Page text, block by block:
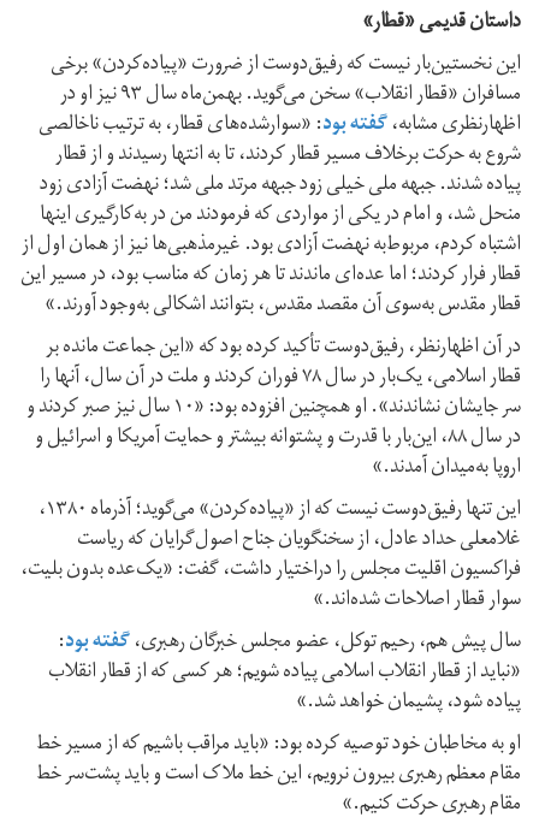
داستان قدیمی «قطار»
این نخستین‌بار نیست که رفیق‌دوست از ضرورت «پیاده‌کردن» برخی
مسافران «قطار انقلاب» سخن می‌گوید. بهمن‌ماه سال ۹۳ نیز او در
اظهارنظری مشابه،گفته بود: «سوارشده‌های قطار، به ترتیب ناخالصی
شروع به حرکت برخلاف مسیر قطار کردند، تا به انتها رسیدند و از قطار
پیاده شدند. جبهه ملی خیلی زود جبهه مرتد ملی شد؛ نهضت آزادی زود
منحل شد، و امام در یکی از مواردی که فرمودند من در به‌کارگیری اینها
اشتباه کردم، مربوط‌به نهضت آزادی بود. غیرمذهبی‌ها نیز از همان اول از
قطار فرار کردند؛ اما عده‌ای ماندند تا هر زمان که مناسب بود، در مسیر این
قطار مقدس به‌سوی آن مقصد مقدس، بتوانند اشکالی به‌وجود آورند.»
در آن اظهارنظر، رفیق‌دوست تأکید کرده بود که «این جماعت مانده بر
قطار اسلامی، یک‌بار در سال ۷۸ فوران کردند و ملت در آن سال، آنها را
سر جایشان نشاندند». او همچنین افزوده بود: «۱۰ سال نیز صبر کردند و
در سال ۸۸، این‌بار با قدرت و پشتوانه بیشتر و حمایت آمریکا و اسرائیل و
اروپا به‌میدان آمدند.»
این تنها رفیق‌دوست نیست که از «پیاده‌کردن» می‌گوید؛ آذرماه ۱۳۸۰،
غلامعلی حداد عادل، از سخنگویان جناح اصول‌گرایان که ریاست
فراکسیون اقلیت مجلس را دراختیار داشت، گفت: «یک‌عده بدون بلیت،
سوار قطار اصلاحات شده‌اند.»
سال پیش هم، رحیم توکل، عضو مجلس خبرگان رهبری،گفته بود:
«نباید از قطار انقلاب اسلامی پیاده شویم؛ هر کسی که از قطار انقلاب
پیاده شود، پشیمان خواهد شد.»
او به مخاطبان خود توصیه کرده بود: «باید مراقب باشیم که از مسیر خط
مقام معظم رهبری بیرون نرویم، این خط ملاک است و باید پشت‌سر خط
مقام رهبری حرکت کنیم.»